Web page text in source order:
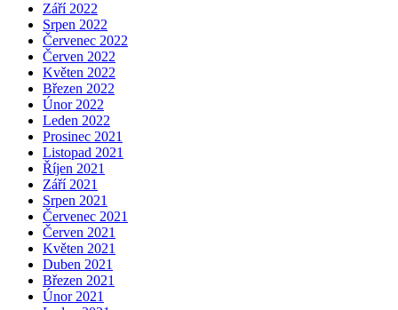
Září 2022
Srpen 2022
Červenec 2022
Červen 2022
Květen 2022
Březen 2022
Únor 2022
Leden 2022
Prosinec 2021
Listopad 2021
Říjen 2021
Září 2021
Srpen 2021
Červenec 2021
Červen 2021
Květen 2021
Duben 2021
Březen 2021
Únor 2021